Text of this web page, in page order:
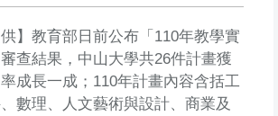
供】教育部日前公布「110年教學實
查結果，中山大學共26件計畫獲
成長一成；110年計畫內容含括工
數理、人文藝術與設計、商業及